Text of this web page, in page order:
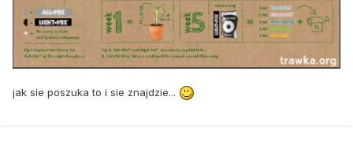
jak sie poszuka to i sie znajdzie...